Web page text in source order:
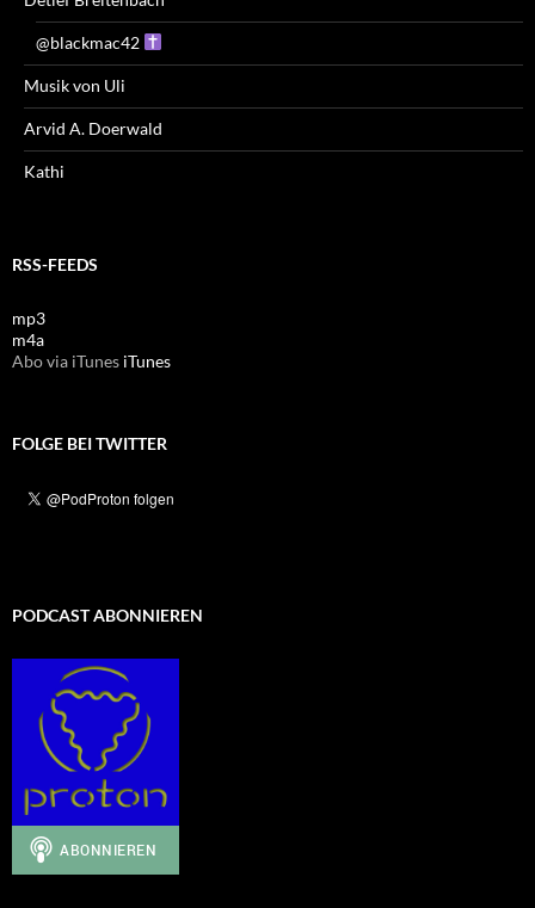
@blackmac42
Musik von Uli
Arvid A. Doerwald
Kathi
RSS-FEEDS
mp3
m4a
Abo via iTunes iTunes
FOLGE BEI TWITTER
PODCAST ABONNIEREN